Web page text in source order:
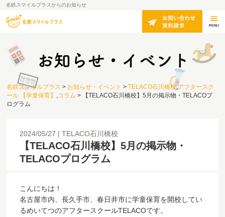
名鉄スマイルプラスからのお知らせ
名鉄スマイルプラス > お知らせ・イベント > TELACO石川橋校,アフタースク
ール 【学童保育】 ,コラム >
【TELACO石川橋校】5月の掲示物・TELACOプ
ログラム
2024/05/27 TELACO石川橋校
【TELACO石川橋校】5月の掲示物・
TELACOプログラム
こんにちは！
名古屋市内、長久手市、春日井市に学童保育を開校してい
るめいてつのアフタースクールTELACOです。